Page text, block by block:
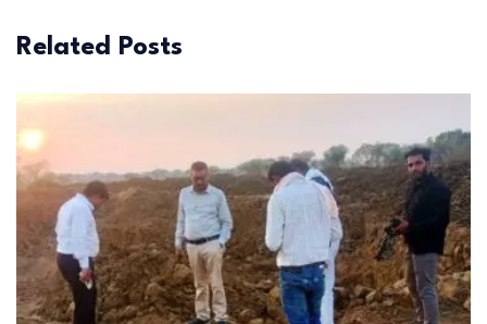
Related Posts